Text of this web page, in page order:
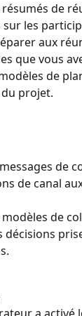
résumés de
les
aux
que vous
de
projet.
de
de canal
modèles de
décisions